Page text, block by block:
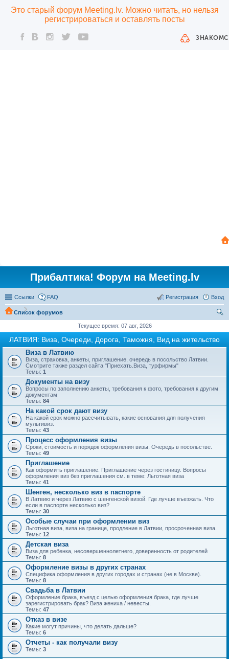
Это старый форум Meeting.lv. Можно читать, но нельзя
регистрироваться и оставлять посты
Прибалтика! Форум на Meeting.lv
Ссылки FAQ Вход
Регистрация
Список форумов
Текущее время: 07 авг, 2026
ЛАТВИЯ: Виза, Очереди, Дорога, Таможня, Вид на жительство
Виза в Латвию
Виза, страховка, анкеты, приглашение, очередь в посольство Латвии.
Смотрите также раздел сайта "Приехать.Виза, турфирмы"
Темы: 1
Документы на визу
Вопросы по заполнению анкеты, требования к фото, требования к другим
документам
Темы: 84
На какой срок дают визу
На какой срок можно рассчитывать, какие основания для получения
мультивиз.
Темы: 43
Процесс оформления визы
Сроки, стоимость и порядок оформления визы. Очередь в посольстве.
Темы: 49
Приглашение
Как оформить приглашение. Приглашение через гостиницу. Вопросы
оформления виз без приглашения см. в теме: Льготная виза
Темы: 41
Шенген, несколько виз в паспорте
В Латвию и через Латвию с шенгенской визой. Где лучше въезжать. Что
если в паспорте несколько виз?
Темы: 30
Особые случаи при оформлении виз
Льготная виза, виза на границе, продление в Латвии, просроченная виза.
Темы: 12
Детская виза
Виза для ребенка, несовершеннолетнего, доверенность от родителей
Темы: 8
Оформление визы в других странах
Специфика оформления в других городах и странах (не в Москве).
Темы: 8
Свадьба в Латвии
Оформление брака, въезд с целью оформления брака, где лучше
зарегистрировать брак? Виза жениха / невесты.
Темы: 47
Отказ в визе
Какие могут причины, что делать дальше?
Темы: 6
Отчеты - как получали визу
Темы: 3